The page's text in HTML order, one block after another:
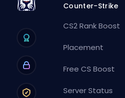
Counter-Strike
CS2 Rank Boost
Placement
Free CS Boost
Server Status